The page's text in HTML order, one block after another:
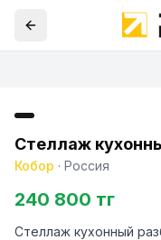
Стеллаж
Кобор · Россия
240 800 тг
Стеллаж кухонный